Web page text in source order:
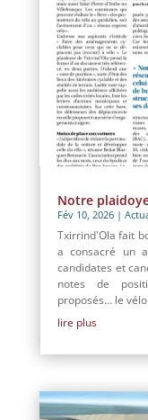
Notre
Fév 10, 2026|
Txirrind'Ola fait
a consacré un
candidates et
notes de
proposés… le
lire plus